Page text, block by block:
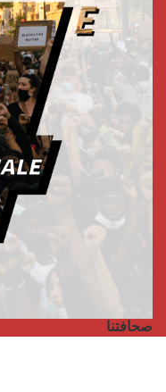
صحافتنا